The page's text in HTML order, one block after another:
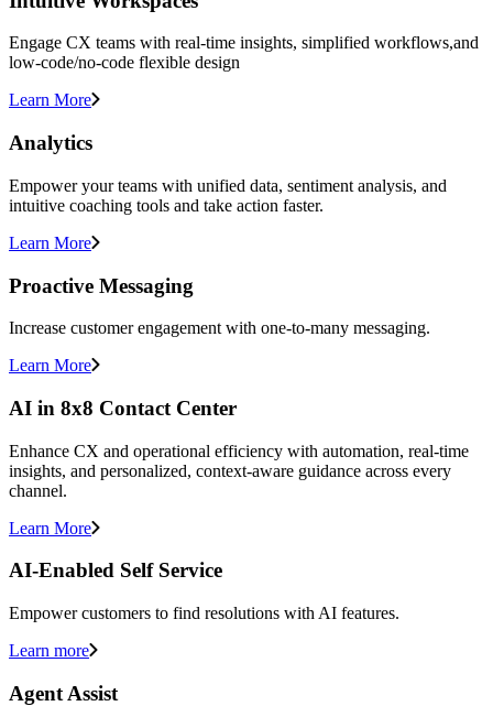
Engage CX teams with real-time insights, simplified workflows,and
low-code/no-code flexible design
Learn More
Analytics
Empower your teams with unified data, sentiment analysis, and
intuitive coaching tools and take action faster.
Learn More
Proactive Messaging
Increase customer engagement with one-to-many messaging.
Learn More
AI in 8x8 Contact Center
Enhance CX and operational efficiency with automation, real-time
insights, and personalized, context-aware guidance across every
channel.
Learn More
AI-Enabled Self Service
Empower customers to find resolutions with AI features.
Learn more
Agent Assist